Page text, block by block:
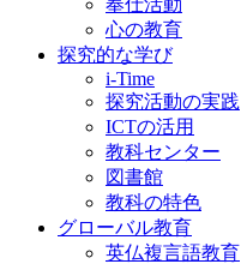
心の教育
探究的な学び
i-Time
探究活動の実践
ICTの活用
教科センター
図書館
教科の特色
グローバル教育
英仏複言語教育